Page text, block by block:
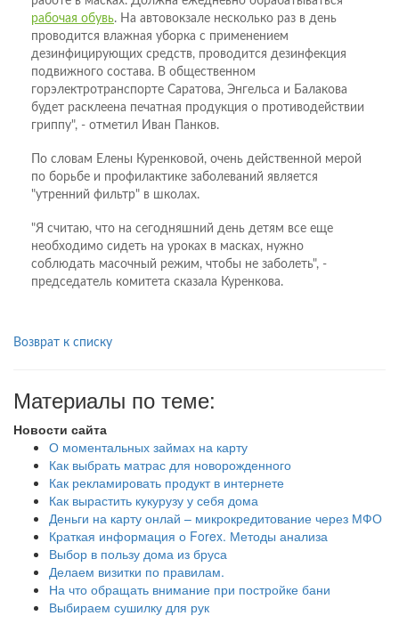
рабочая обувь. На автовокзале несколько раз в день
проводится влажная уборка с применением
дезинфицирующих средств, проводится дезинфекция
подвижного состава. В общественном
горэлектротранспорте Саратова, Энгельса и Балакова
будет расклеена печатная продукция о противодействии
гриппу", - отметил Иван Панков.
По словам Елены Куренковой, очень действенной мерой
по борьбе и профилактике заболеваний является
"утренний фильтр" в школах.
"Я считаю, что на сегодняшний день детям все еще
необходимо сидеть на уроках в масках, нужно
соблюдать масочный режим, чтобы не заболеть", -
председатель комитета сказала Куренкова.
Возврат к списку
Материалы по теме:
Новости сайта
О моментальных займах на карту
Как выбрать матрас для новорожденного
Как рекламировать продукт в интернете
Как вырастить кукурузу у себя дома
Деньги на карту онлай – микрокредитование через МФО
Краткая информация о Forex. Методы анализа
Выбор в пользу дома из бруса
Делаем визитки по правилам.
На что обращать внимание при постройке бани
Выбираем сушилку для рук